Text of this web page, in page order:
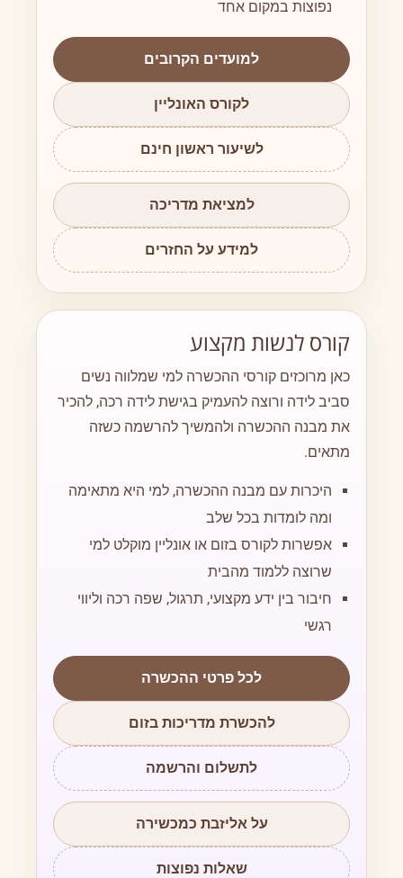
נפוצות במקום אחד
למועדים הקרובים
לקורס האונליין
לשיעור ראשון חינם
למציאת מדריכה
למידע על החזרים
קורס לנשות מקצוע
כאן מרוכזים קורסי ההכשרה למי שמלווה נשים
סביב לידה ורוצה להעמיק בגישת לידה רכה, להכיר
את מבנה ההכשרה ולהמשיך להרשמה כשזה
מתאים.
היכרות עם מבנה ההכשרה, למי היא מתאימה
ומה לומדות בכל שלב
אפשרות לקורס בזום או אונליין מוקלט למי
שרוצה ללמוד מהבית
חיבור בין ידע מקצועי, תרגול, שפה רכה וליווי
רגשי
לכל פרטי ההכשרה
להכשרת מדריכות בזום
לתשלום והרשמה
על אליזבת כמכשירה
שאלות נפוצות